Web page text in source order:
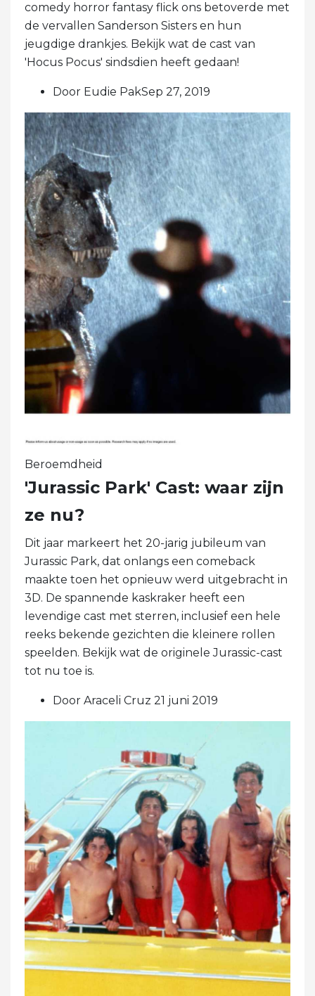
comedy horror fantasy flick ons ​​betoverde met
de vervallen Sanderson Sisters en hun
jeugdige drankjes. Bekijk wat de cast van
'Hocus Pocus' sindsdien heeft gedaan!
Door Eudie PakSep 27, 2019
Beroemdheid
'Jurassic Park' Cast: waar zijn
ze nu?
Dit jaar markeert het 20-jarig jubileum van
Jurassic Park, dat onlangs een comeback
maakte toen het opnieuw werd uitgebracht in
3D. De spannende kaskraker heeft een
levendige cast met sterren, inclusief een hele
reeks bekende gezichten die kleinere rollen
speelden. Bekijk wat de originele Jurassic-cast
tot nu toe is.
Door Araceli Cruz 21 juni 2019